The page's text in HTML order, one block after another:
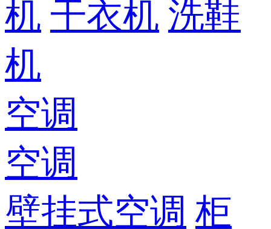
机 干衣机 洗鞋
机
空调
空调
壁挂式空调 柜